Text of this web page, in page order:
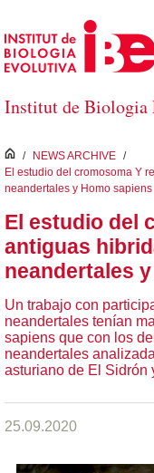
Saltar al contenido
Institut de Biologia
inici
/ NEWS ARCHIVE /
El estudio del cromosoma Y
neandertales y Homo sapiens
El estudio del
antiguas
neandertales
Un trabajo con
neandertales tenían
sapiens que con los
neandertales
asturiano de El Sidrón
25.09.2020